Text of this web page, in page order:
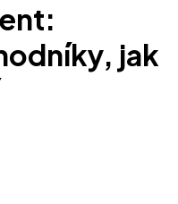
jak